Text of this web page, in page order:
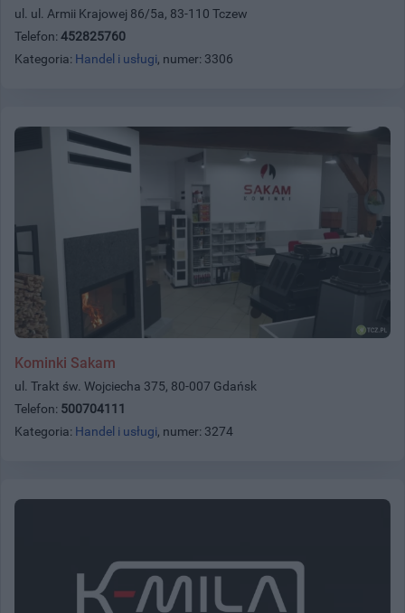
ul. ul. Armii Krajowej 86/5a, 83-110 Tczew
Telefon: 452825760
Kategoria: Handel i usługi, numer: 3306
Kominki Sakam
ul. Trakt św. Wojciecha 375, 80-007 Gdańsk
Telefon: 500704111
Kategoria: Handel i usługi, numer: 3274